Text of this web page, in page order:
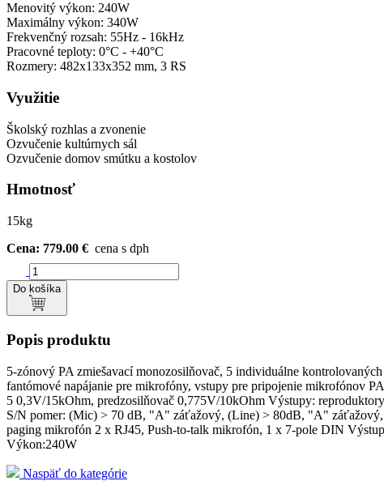
Menovitý výkon: 240W
Maximálny výkon: 340W
Frekvenčný rozsah: 55Hz - 16kHz
Pracovné teploty: 0°C - +40°C
Rozmery: 482x133x352 mm, 3 RS
Využitie
Školský rozhlas a zvonenie
Ozvučenie kultúrnych sál
Ozvučenie domov smútku a kostolov
Hmotnosť
15kg
Cena: 779.00 € cena s dph
Do košíka
Popis produktu
5-zónový PA zmiešavací monozosilňovač, 5 individuálne
fantómové napájanie pre mikrofóny, vstupy pre pripojenie mikrofónov
5 0,3V/15kOhm, predzosilňovač 0,775V/10kOhm Výstupy:
S/N pomer: (Mic) > 70 dB, "A" záťažový, (Line) > 80dB, "A"
paging mikrofón 2 x RJ45, Push-to-talk mikrofón, 1 x 7-pole DIN
Výkon:240W
Naspäť do kategórie